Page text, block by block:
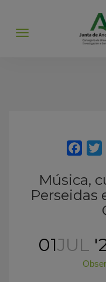
Abrir
Música,
Perseidas
01JUL